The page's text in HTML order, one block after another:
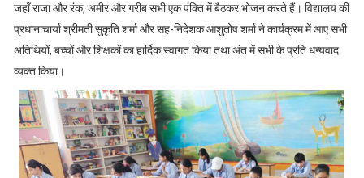
जहाँ राजा और रंक, अमीर और गरीब सभी एक पंक्ति में बैठकर भोजन करते हैं। विद्यालय की
प्रधानाचार्या श्रीमती सुकृति शर्मा और सह-निदेशक आशुतोष शर्मा ने कार्यक्रम में आए सभी
अतिथियों, बच्चों और शिक्षकों का हार्दिक स्वागत किया तथा अंत में सभी के प्रति धन्यवाद
व्यक्त किया।